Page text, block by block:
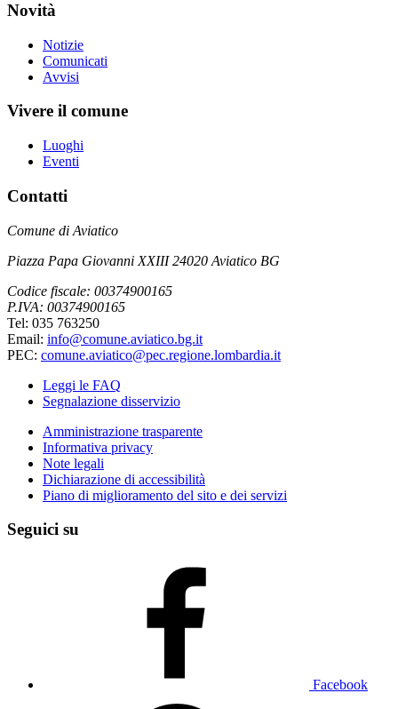
Novità
Notizie
Comunicati
Avvisi
Vivere il comune
Luoghi
Eventi
Contatti
Comune di Aviatico
Piazza Papa Giovanni XXIII 24020 Aviatico BG
Codice fiscale: 00374900165
P.IVA: 00374900165
Tel: 035 763250
Email: info@comune.aviatico.bg.it
PEC: comune.aviatico@pec.regione.lombardia.it
Leggi le FAQ
Segnalazione disservizio
Amministrazione trasparente
Informativa privacy
Note legali
Dichiarazione di accessibilità
Piano di miglioramento del sito e dei servizi
Seguici su
Facebook